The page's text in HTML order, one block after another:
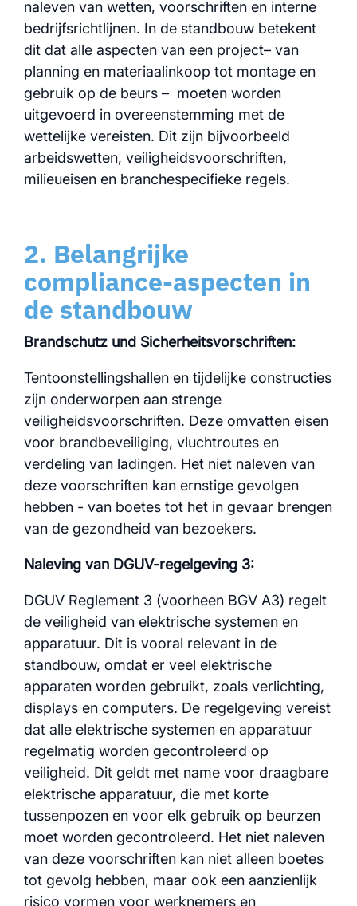
naleven van wetten, voorschriften en interne
bedrijfsrichtlijnen. In de standbouw betekent
dit dat alle aspecten van een project– van
planning en materiaalinkoop tot montage en
gebruik op de beurs – moeten worden
uitgevoerd in overeenstemming met de
wettelijke vereisten. Dit zijn bijvoorbeeld
arbeidswetten, veiligheidsvoorschriften,
milieueisen en branchespecifieke regels.
2. Belangrijke
compliance-aspecten in
de standbouw
Brandschutz und Sicherheitsvorschriften:
Tentoonstellingshallen en tijdelijke constructies
zijn onderworpen aan strenge
veiligheidsvoorschriften. Deze omvatten eisen
voor brandbeveiliging, vluchtroutes en
verdeling van ladingen. Het niet naleven van
deze voorschriften kan ernstige gevolgen
hebben - van boetes tot het in gevaar brengen
van de gezondheid van bezoekers.
Naleving van DGUV-regelgeving 3:
DGUV Reglement 3 (voorheen BGV A3) regelt
de veiligheid van elektrische systemen en
apparatuur. Dit is vooral relevant in de
standbouw, omdat er veel elektrische
apparaten worden gebruikt, zoals verlichting,
displays en computers. De regelgeving vereist
dat alle elektrische systemen en apparatuur
regelmatig worden gecontroleerd op
veiligheid. Dit geldt met name voor draagbare
elektrische apparatuur, die met korte
tussenpozen en voor elk gebruik op beurzen
moet worden gecontroleerd. Het niet naleven
van deze voorschriften kan niet alleen boetes
tot gevolg hebben, maar ook een aanzienlijk
risico vormen voor werknemers en